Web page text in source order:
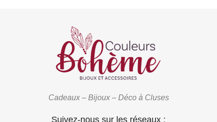
Cadeaux – Bijoux – Déco à Cluses
Suivez-nous sur les réseaux :